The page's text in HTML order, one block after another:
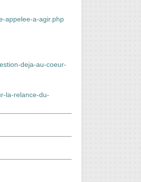
appelee-a-agir.php
deja-au-coeur-
la-relance-du-